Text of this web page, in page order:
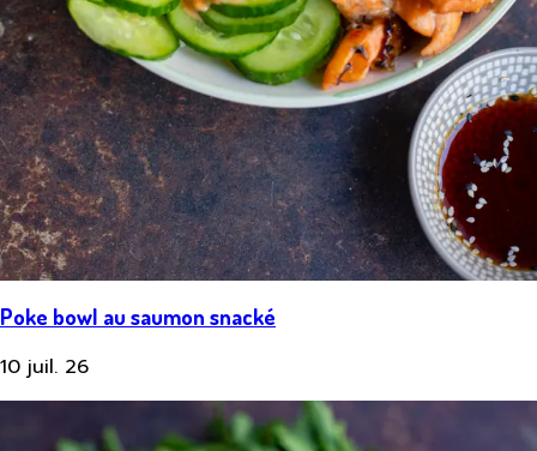
Poke bowl au saumon snacké
10 juil. 26